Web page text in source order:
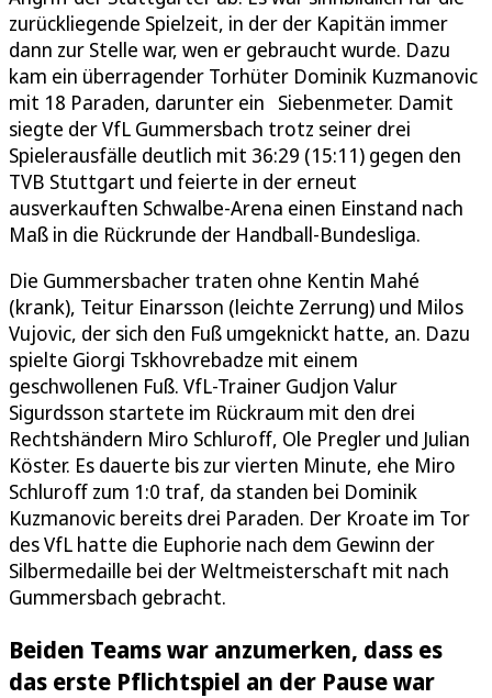
zurückliegende Spielzeit, in der der Kapitän immer
dann zur Stelle war, wen er gebraucht wurde. Dazu
kam ein überragender Torhüter Dominik Kuzmanovic
mit 18 Paraden, darunter ein Siebenmeter. Damit
siegte der VfL Gummersbach trotz seiner drei
Spielerausfälle deutlich mit 36:29 (15:11) gegen den
TVB Stuttgart und feierte in der erneut
ausverkauften Schwalbe-Arena einen Einstand nach
Maß in die Rückrunde der Handball-Bundesliga.
Die Gummersbacher traten ohne Kentin Mahé
(krank), Teitur Einarsson (leichte Zerrung) und Milos
Vujovic, der sich den Fuß umgeknickt hatte, an. Dazu
spielte Giorgi Tskhovrebadze mit einem
geschwollenen Fuß. VfL-Trainer Gudjon Valur
Sigurdsson startete im Rückraum mit den drei
Rechtshändern Miro Schluroff, Ole Pregler und Julian
Köster. Es dauerte bis zur vierten Minute, ehe Miro
Schluroff zum 1:0 traf, da standen bei Dominik
Kuzmanovic bereits drei Paraden. Der Kroate im Tor
des VfL hatte die Euphorie nach dem Gewinn der
Silbermedaille bei der Weltmeisterschaft mit nach
Gummersbach gebracht.
Beiden Teams war anzumerken, dass es
das erste Pflichtspiel an der Pause war